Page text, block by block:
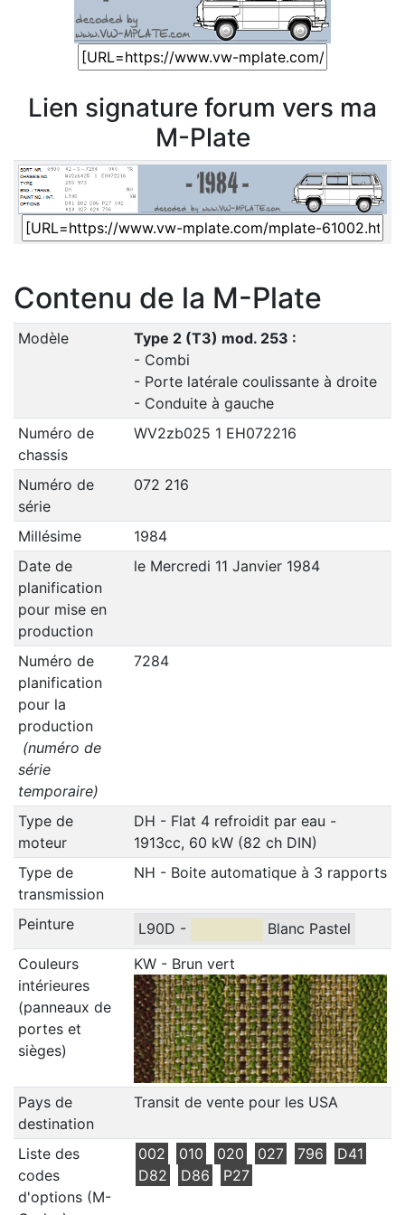
Lien signature forum vers ma
M-Plate
Contenu de la M-Plate
Modèle
Type 2 (T3) mod. 253 :
- Combi
- Porte latérale coulissante à droite
- Conduite à gauche
Numéro de
chassis
WV2zb025 1 EH072216
Numéro de
série
072 216
Millésime
1984
Date de
planification
pour mise en
production
le Mercredi 11 Janvier 1984
Numéro de
planification
pour la
production
(numéro de
série
temporaire)
7284
Type de
moteur
DH - Flat 4 refroidit par eau -
1913cc, 60 kW (82 ch DIN)
Type de
transmission
NH - Boite automatique à 3 rapports
Peinture L90D -
Blanc Pastel
Couleurs
intérieures
(panneaux de
portes et
sièges)
KW - Brun vert
Pays de
destination
Transit de vente pour les USA
Liste des
codes
d'options (M-
002 010 020 027 796
D41
D82
D86 P27